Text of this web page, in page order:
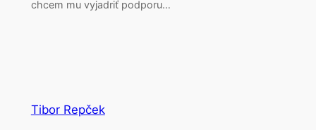
chcem mu vyjadriť podporu…
Tibor Repček